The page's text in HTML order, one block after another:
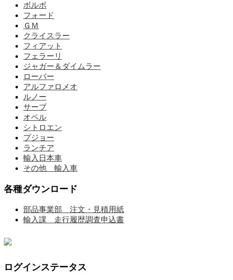
ボルボ
フォード
ＧＭ
クライスラー
フィアット
フェラーリ
ジャガー＆ダイムラー
ローバー
アルファロメオ
ルノー
サーブ
オペル
シトロエン
プジョー
ランチア
輸入日本車
その他 輸入車
各種ダウンロード
部品事業部 注文・見積用紙
輸入課 走行履歴調査申込書
ログインステータス